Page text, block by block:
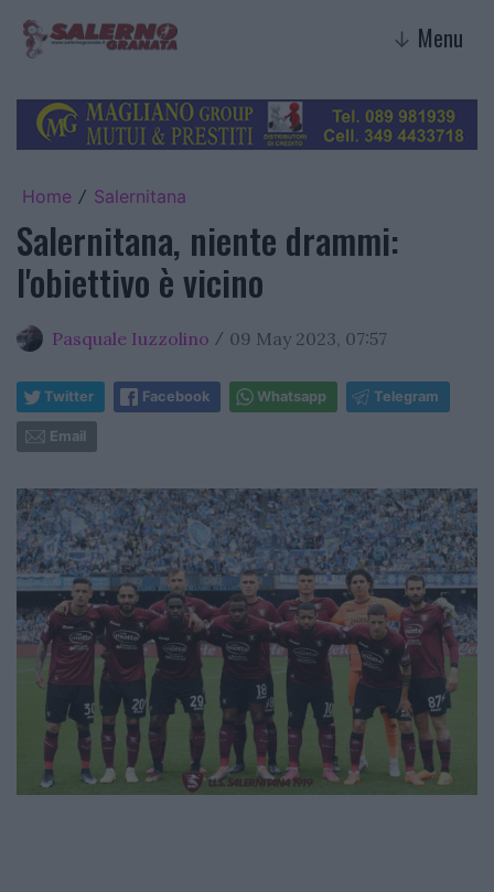
↓ Menu
Home / Salernitana
Salernitana, niente drammi:
l'obiettivo è vicino
Pasquale Iuzzolino / 09 May 2023, 07:57
Twitter Facebook Whatsapp Telegram
Email